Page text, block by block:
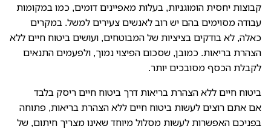
קבוצות יחסית הומוגניות, בעלות מאפיינים דומים, כמו במקומות
עבודה מסוימים בהם יש רוב לאנשים צעירים למשל. במקרים
כאלה, לא בודקים בציציות של המבוטחים, ועושים ביטוח חיים ללא
הצהרת בריאות. כמובן, שסכום הפיצוי נמוך, ולפעמים התנאים
לקבלת הכסף מסובכים יותר.
ביטוח חיים ללא הצהרת בריאות דרך ביטוח חיים ריסק בלבד
אם אתם רוצים לעשות ביטוח חיים ללא הצהרת בריאות, פתוחה
בפניכם האפשרות לעשות מסלול מיוחד שאינו מצריך חיתום, של